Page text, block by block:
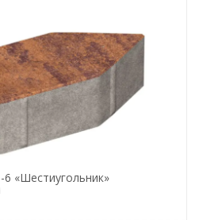
«Шестиугольник»